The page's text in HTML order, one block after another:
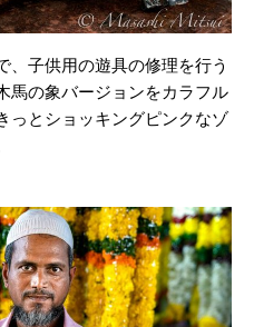
、子供用の遊具の修理を行う
馬の象バージョンをカラフル
っとショッキングピンクなゾ